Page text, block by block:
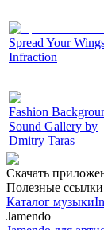
Spread Your
Infraction
Fashion
Sound Gallery by
Dmitry Taras
Скачать
Полезные ссылки
Каталог музыки
Jamendo